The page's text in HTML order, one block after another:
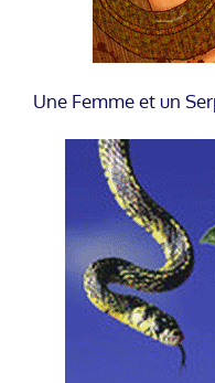
Une Femme et un